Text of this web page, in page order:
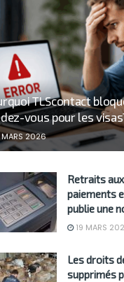
TLScontact
vous pour les
2026
Retraits
paiements
publie une
19 MARS
Les droits
supprimés